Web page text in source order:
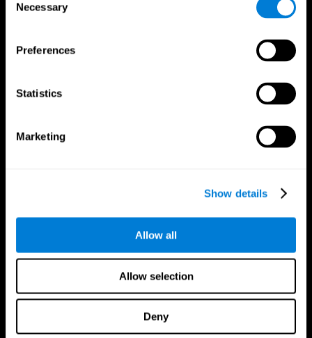
Selection
Necessary
Preferences
Statistics
Marketing
Show details
Allow all
Allow selection
Deny
CogniFit App